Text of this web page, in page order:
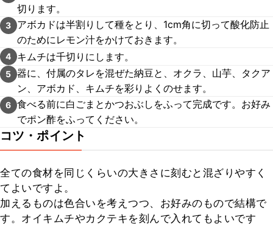
切ります。
3
アボカドは半割りして種をとり、1cm角に切って酸化防止
のためにレモン汁をかけておきます。
4 キムチは千切りにします。
5 器に、付属のタレを混ぜた納豆と、オクラ、山芋、タクア
ン、アボカド、キムチを彩りよくのせます。
6 食べる前に白ごまとかつおぶしをふって完成です。お好み
でポン酢をふってください。
コツ・ポイント
全ての食材を同じくらいの大きさに刻むと混ざりやすく
てよいですよ。
加えるものは色合いを考えつつ、お好みのもので結構で
す。オイキムチやカクテキを刻んで入れてもよいです